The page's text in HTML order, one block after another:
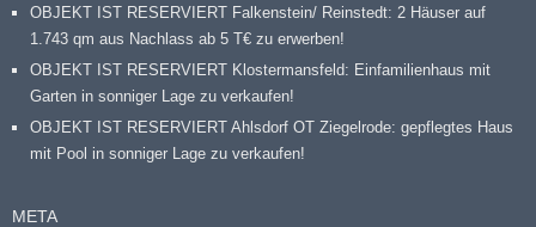
OBJEKT IST RESERVIERT Falkenstein/ Reinstedt: 2 Häuser auf
1.743 qm aus Nachlass ab 5 T€ zu erwerben!
OBJEKT IST RESERVIERT Klostermansfeld: Einfamilienhaus mit
Garten in sonniger Lage zu verkaufen!
OBJEKT IST RESERVIERT Ahlsdorf OT Ziegelrode: gepflegtes Haus
mit Pool in sonniger Lage zu verkaufen!
META